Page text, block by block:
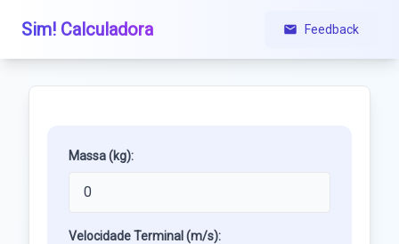
Sim! Calculadora Feedback
Massa (kg):
Velocidade Terminal (m/s):